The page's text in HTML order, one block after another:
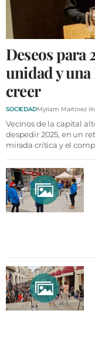
SOCIEDAD
OPINIÓN
GALERÍAS
VÍDEOS
FIESTAS EN EL
FIESTAS DE SAN
AGENDA
CARTELERA
ESQUELAS
Deseos para
unidad y una
creer
SOCIEDADMyriam Martínez
Vecinos de la capital
despedir 2025, en un
mirada crítica y el